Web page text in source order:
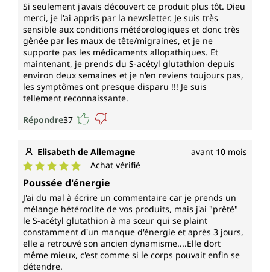
Si seulement j'avais découvert ce produit plus tôt. Dieu
merci, je l'ai appris par la newsletter. Je suis très
sensible aux conditions météorologiques et donc très
gênée par les maux de tête/migraines, et je ne
supporte pas les médicaments allopathiques. Et
maintenant, je prends du S-acétyl glutathion depuis
environ deux semaines et je n'en reviens toujours pas,
les symptômes ont presque disparu !!! Je suis
tellement reconnaissante.
Répondre37
Elisabeth de Allemagne avant 10 mois
Note moyenne de 5 sur 5 étoiles
Achat vérifié
Poussée d'énergie
J'ai du mal à écrire un commentaire car je prends un
mélange hétéroclite de vos produits, mais j'ai "prêté"
le S-acétyl glutathion à ma sœur qui se plaint
constamment d'un manque d'énergie et après 3 jours,
elle a retrouvé son ancien dynamisme....Elle dort
même mieux, c'est comme si le corps pouvait enfin se
détendre.